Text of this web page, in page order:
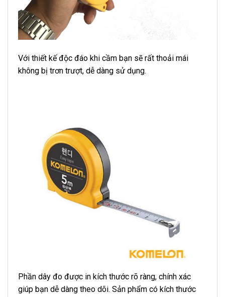
Với thiết kế độc đáo khi cầm bạn sẽ rất thoải mái
không bị trơn trượt, dễ dàng sử dụng.
Phần dây đo được in kích thước rõ ràng, chính xác
giúp bạn dễ dàng theo dõi. Sản phẩm có kích thước